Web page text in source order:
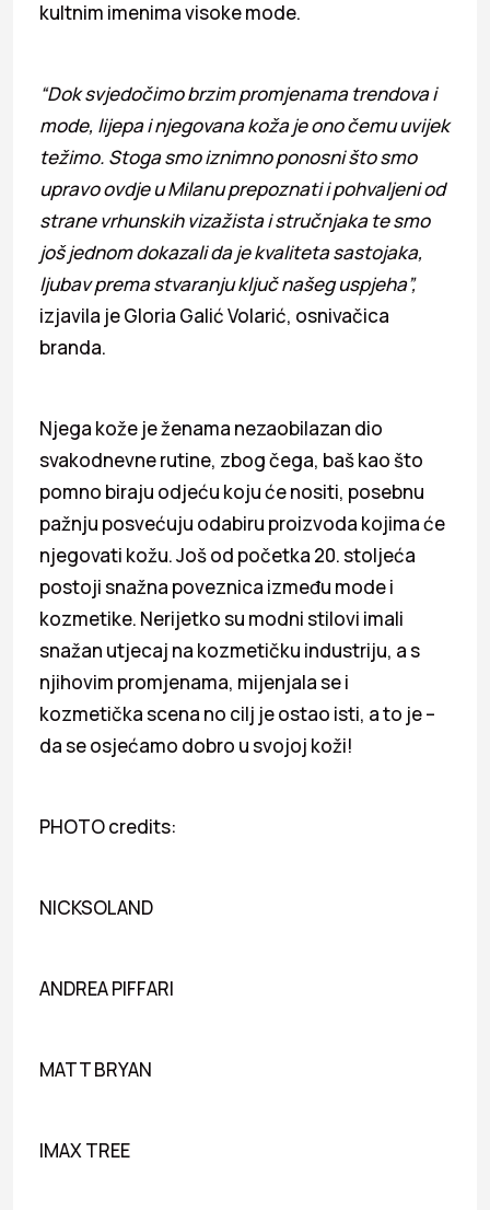
kultnim imenima visoke mode.
“Dok svjedočimo brzim promjenama trendova i
mode, lijepa i njegovana koža je ono čemu uvijek
težimo. Stoga smo iznimno ponosni što smo
upravo ovdje u Milanu prepoznati i pohvaljeni od
strane vrhunskih vizažista i stručnjaka tesmo
još jednom dokazali da je kvaliteta sastojaka,
ljubav prema stvaranju ključ našeg uspjeha”,
izjavila je Gloria Galić Volarić, osnivačica
branda.
Njega kože je ženama nezaobilazan dio
svakodnevne rutine, zbog čega, baš kao što
pomno biraju odjeću koju će nositi, posebnu
pažnju posvećuju odabiru proizvoda kojima će
njegovati kožu. Još od početka 20. stoljeća
postoji snažna poveznica između mode i
kozmetike. Nerijetko su modni stilovi imali
snažan utjecaj na kozmetičku industriju, a s
njihovim promjenama, mijenjala se i
kozmetička scena no cilj je ostao isti, a to je –
da se osjećamo dobro u svojoj koži!
PHOTO credits:
NICKSOLAND
ANDREA PIFFARI
MATT BRYAN
IMAX TREE